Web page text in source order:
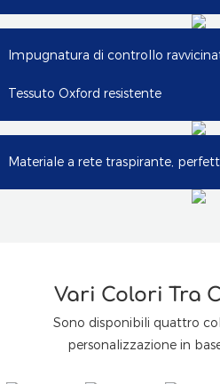
Impugnatura di controllo
Tessuto Oxford resistente
Materiale a rete traspirante,
Vari Colori Tra
Sono disponibili quattro
personalizzazione in